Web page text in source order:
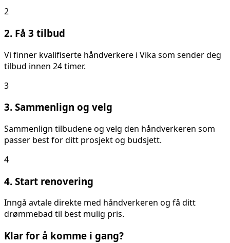
2
2. Få 3 tilbud
Vi finner kvalifiserte håndverkere i Vika som sender deg
tilbud innen 24 timer.
3
3. Sammenlign og velg
Sammenlign tilbudene og velg den håndverkeren som
passer best for ditt prosjekt og budsjett.
4
4. Start renovering
Inngå avtale direkte med håndverkeren og få ditt
drømmebad til best mulig pris.
Klar for å komme i gang?